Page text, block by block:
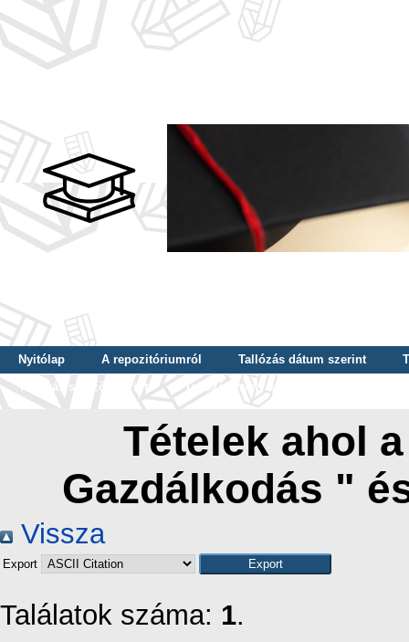
Nyitólap A repozitóriumról Tallózás dátum szerint
Tallózás szerző szerint
Tallózás nyelv szerint
Tételek ahol
Gazdálkodás "
Vissza
Export
Találatok száma: 1.